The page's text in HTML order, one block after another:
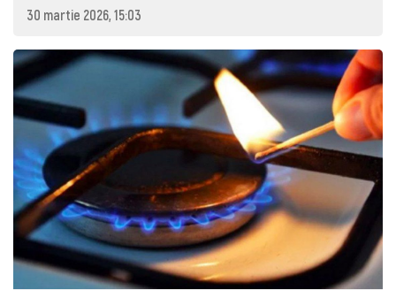
30 martie 2026, 15:03